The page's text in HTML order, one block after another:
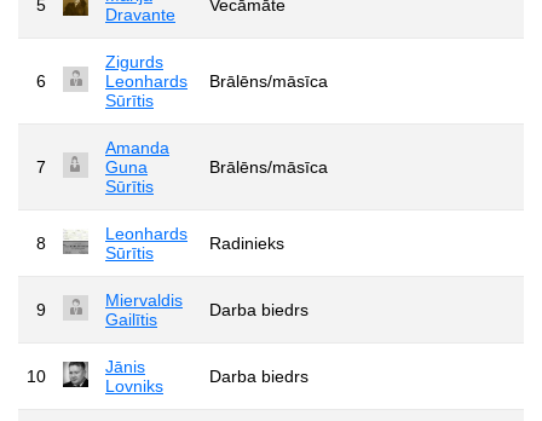
5
Dravante
Vecāmāte
6
Zigurds
Leonhards
Sūrītis
Brālēns/māsīca
7
Amanda
Guna
Sūrītis
Brālēns/māsīca
8
Leonhards
Sūrītis
Radinieks
9
Miervaldis
Gailītis
Darba biedrs
10
Jānis
Lovniks
Darba biedrs